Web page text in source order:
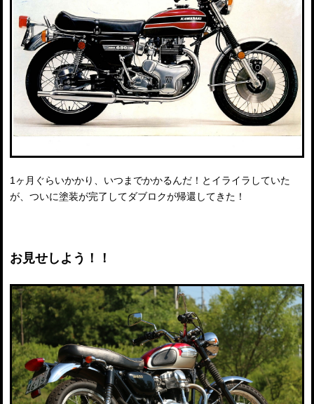
1ヶ月ぐらいかかり、いつまでかかるんだ！とイライラしていた
が、ついに塗装が完了してダブロクが帰還してきた！
お見せしよう！！